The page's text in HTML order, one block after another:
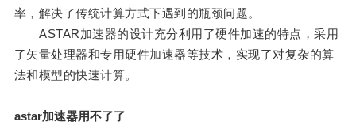
率，解决了传统计算方式下遇到的瓶颈问题。
ASTAR加速器的设计充分利用了硬件加速的特点，采用
了矢量处理器和专用硬件加速器等技术，实现了对复杂的算
法和模型的快速计算。
astar加速器用不了了